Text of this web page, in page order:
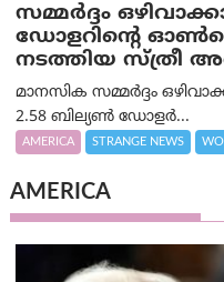
സമ്മര്‍ദ്ദം
ഡോളറിന്റെ
നടത്തിയ സ്ത്രീ
മാനസിക സമ്മര്‍ദ്ദം
2.58 ബില്യൺ ഡോളർ...
AMERICA STRANGE NEWS
AMERICA